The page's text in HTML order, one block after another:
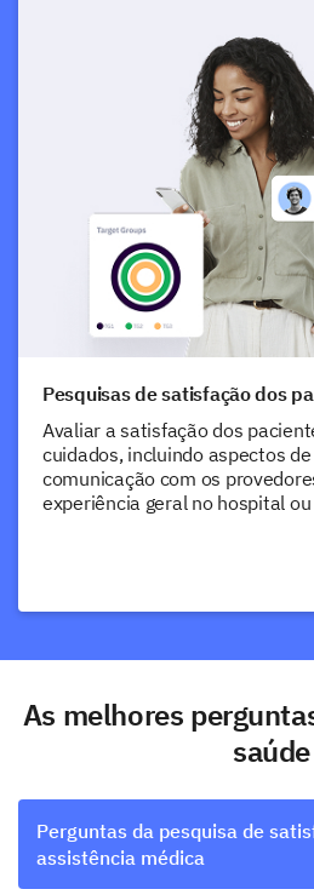
Pesquisas de satisfação dos
Avaliar a satisfação dos
cuidados, incluindo aspectos
comunicação com os
experiência geral no hospital
As melhores
saúde
Perguntas da pesquisa de
assistência médica